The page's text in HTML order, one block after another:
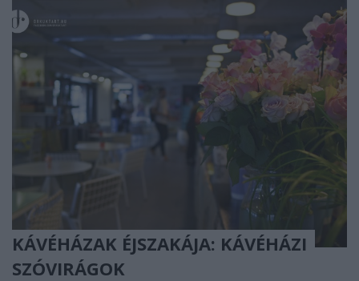
KÁVÉHÁZAK ÉJSZAKÁJA: KÁVÉHÁZI
SZÓVIRÁGOK